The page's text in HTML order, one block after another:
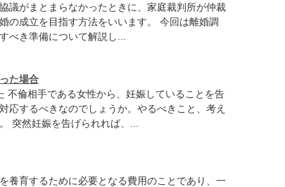
議がまとまらなかったときに、家庭裁判所が仲裁
の成立を目指す方法をいいます。 今回は離婚調
べき準備について解説し...
た場合
不倫相手である女性から、妊娠していることを告
応するべきなのでしょうか。やるべきこと、考え
突然妊娠を告げられれば、...
養育するために必要となる費用のことであり、一